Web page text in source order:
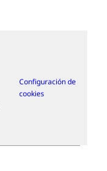
Configuración de
cookies